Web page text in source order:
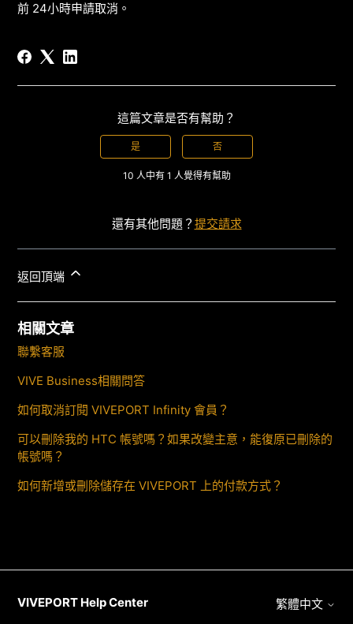
前 24小時申請取消。
這篇文章是否有幫助？
是 否
10 人中有 1 人覺得有幫助
還有其他問題？ 提交請求
返回頂端
相關文章
聯繫客服
VIVE Business相關問答
如何取消訂閱 VIVEPORT Infinity 會員？
可以刪除我的 HTC 帳號嗎？如果改變主意，能復原已刪除的
帳號嗎？
如何新增或刪除儲存在 VIVEPORT 上的付款方式？
VIVEPORT Help Center 繁體中文